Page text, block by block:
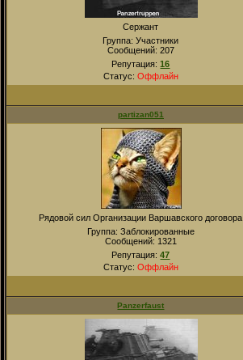
Сержант
Группа: Участники
Сообщений: 207
Репутация:16
Статус: Оффлайн
partizan051
Рядовой сил Организации Варшавского договора
Группа: Заблокированные
Сообщений: 1321
Репутация:47
Статус: Оффлайн
Panzerfaust